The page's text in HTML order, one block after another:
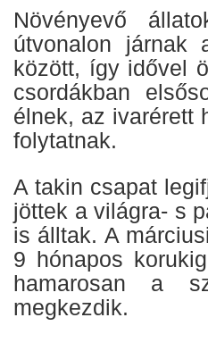
Növényevő
útvonalon járnak
között, így idővel
csordákban
élnek, az ivarérett
folytatnak.
A takin csapat
jöttek a világra- s
is álltak. A
9 hónapos
hamarosan a
megkezdik.